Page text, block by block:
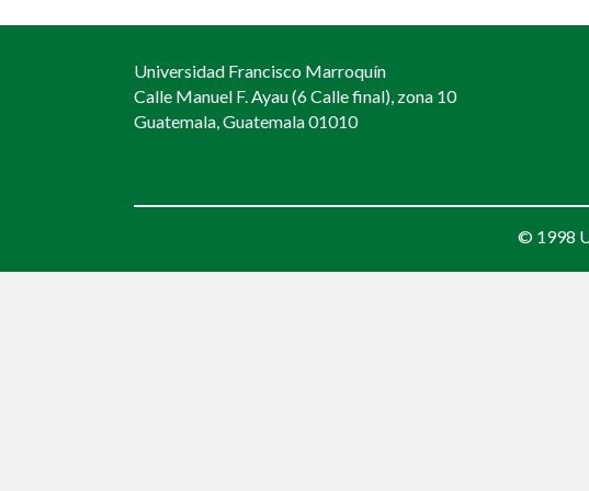
Universidad Francisco Marroquín
Calle Manuel F. Ayau (6 Calle final), zona 10
Guatemala, Guatemala 01010
© 1998